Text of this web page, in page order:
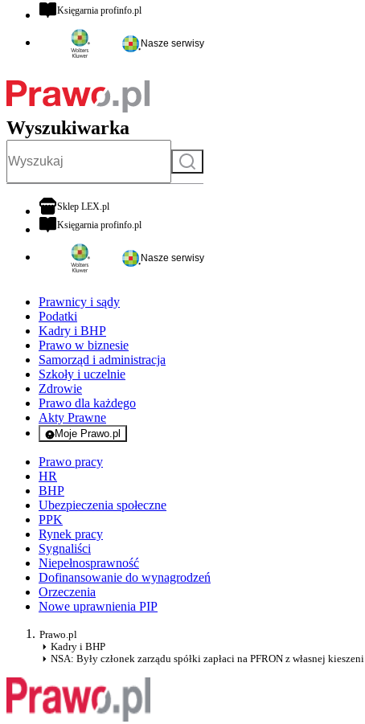
Księgarnia profinfo.plotwiera się w nowej karcie
Nasze serwisy
Wyszukiwarka
Szukaj
Sklep LEX.plotwiera się w nowej karcie
Księgarnia profinfo.plotwiera się w nowej karcie
Nasze serwisy
Prawnicy i sądy
Podatki
Kadry i BHP
Prawo w biznesie
Samorząd i administracja
Szkoły i uczelnie
Zdrowie
Prawo dla każdego
Akty Prawne
Moje Prawo.pl
- rejestracja i logowanie do serwisu
Prawo pracy
HR
BHP
Ubezpieczenia społeczne
PPK
Rynek pracy
Sygnaliści
Niepełnosprawność
Dofinansowanie do wynagrodzeń
Orzeczenia
Nowe uprawnienia PIP
Prawo.pl
Kadry i BHP
NSA: Były członek zarządu spółki zapłaci na PFRON z własnej kieszeni